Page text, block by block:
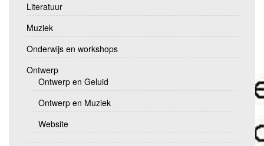
Literatuur
Muziek
Onderwijs en workshops
Ontwerp
Ontwerp en Geluid
Ontwerp en Muziek
Website